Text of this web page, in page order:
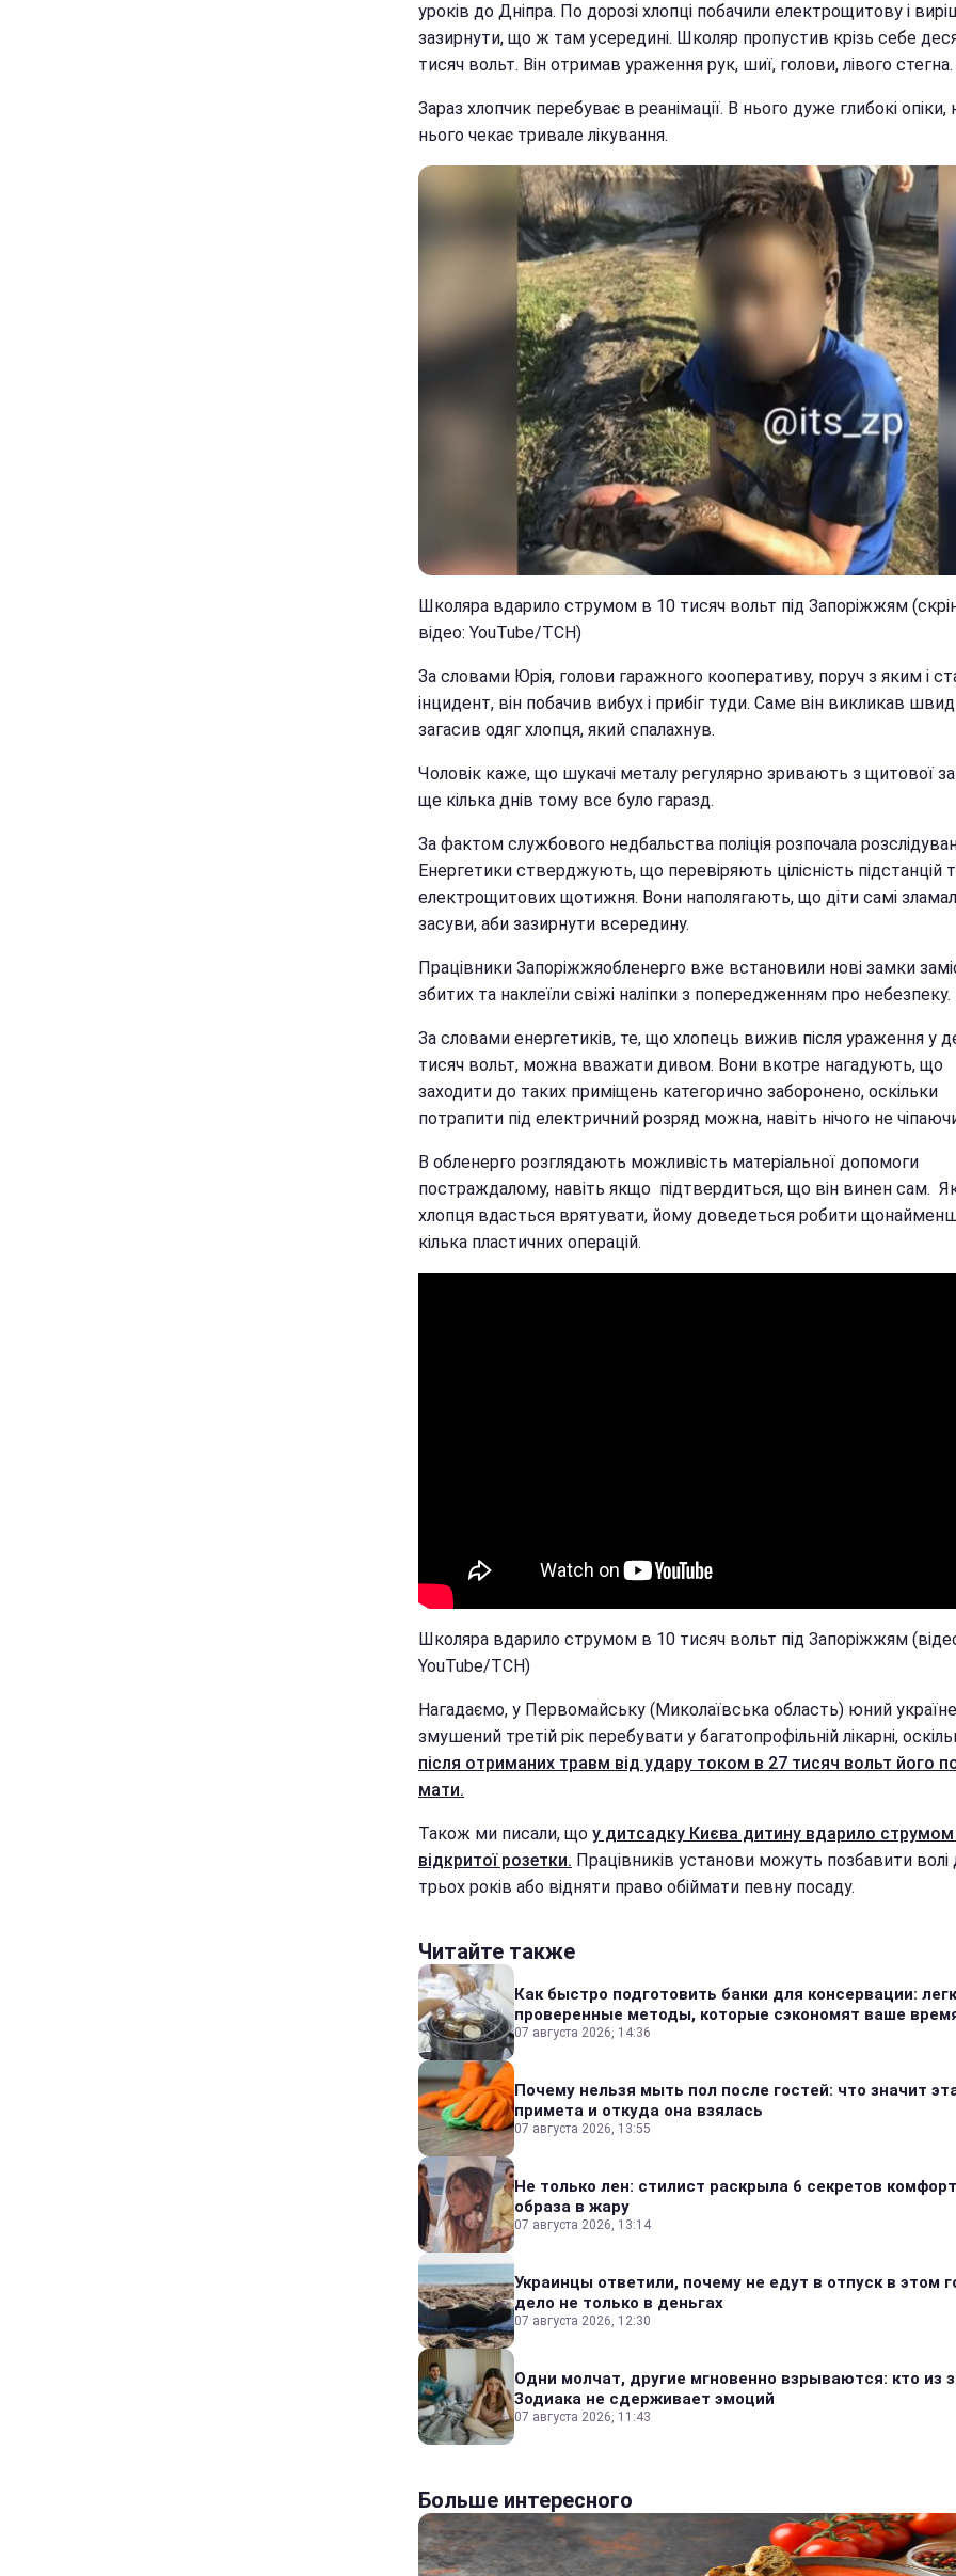
уроків до Дніпра. По дорозі хлопці побачили електрощитову і
зазирнути, що ж там усередині. Школяр пропустив крізь себе
тисяч вольт. Він отримав ураження рук, шиї, голови, лівого стегна.
Зараз хлопчик перебуває в реанімації. В нього дуже глибокі опіки,
нього чекає тривале лікування.
Школяра вдарило струмом в 10 тисяч вольт під Запоріжжям
відео: YouTube/ТСН)
За словами Юрія, голови гаражного кооперативу, поруч з яким і
інцидент, він побачив вибух і прибіг туди. Саме він викликав
загасив одяг хлопця, який спалахнув.
Чоловік каже, що шукачі металу регулярно зривають з щитової
ще кілька днів тому все було гаразд.
За фактом службового недбальства поліція розпочала
Енергетики стверджують, що перевіряють цілісність підстанцій
електрощитових щотижня. Вони наполягають, що діти самі
засуви, аби зазирнути всередину.
Працівники Запоріжжяобленерго вже встановили нові замки
збитих та наклеїли свіжі наліпки з попередженням про небезпеку.
За словами енергетиків, те, що хлопець вижив після ураження у
тисяч вольт, можна вважати дивом. Вони вкотре нагадують, що
заходити до таких приміщень категорично заборонено, оскільки
потрапити під електричний розряд можна, навіть нічого не
В обленерго розглядають можливість матеріальної допомоги
постраждалому, навіть якщо підтвердиться, що він винен сам.
хлопця вдасться врятувати, йому доведеться робити
кілька пластичних операцій.
Школяра вдарило струмом в 10 тисяч вольт під Запоріжжям
YouTube/ТСН)
Нагадаємо, у Первомайську (Миколаївська область) юний
змушений третій рік перебувати у багатопрофільній лікарні,
після отриманих травм від удару током в 27 тисяч вольт його
мати.
Також ми писали, що у дитсадку Києва дитину вдарило струмом
відкритої розетки. Працівників установи можуть позбавити волі
трьох років або відняти право обіймати певну посаду.
Читайте также
Как быстро подготовить банки для консервации:
проверенные методы, которые сэкономят ваше
07 августа 2026, 14:36
Почему нельзя мыть пол после гостей: что значит
примета и откуда она взялась
07 августа 2026, 13:55
Не только лен: стилист раскрыла 6 секретов
образа в жару
07 августа 2026, 13:14
Украинцы ответили, почему не едут в отпуск в этом
дело не только в деньгах
07 августа 2026, 12:30
Одни молчат, другие мгновенно взрываются: кто из
Зодиака не сдерживает эмоций
07 августа 2026, 11:43
Больше интересного